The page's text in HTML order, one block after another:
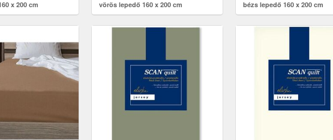
x 200 cm
vörös lepedő 160 x 200 cm
bézs lepedő 160 x 200 cm